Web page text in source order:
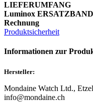
LIEFERUMFANG
Luminox ERSATZBAND
Rechnung
Produktsicherheit
Informationen zur
Hersteller:
Mondaine Watch Ltd.,
info@mondaine.ch